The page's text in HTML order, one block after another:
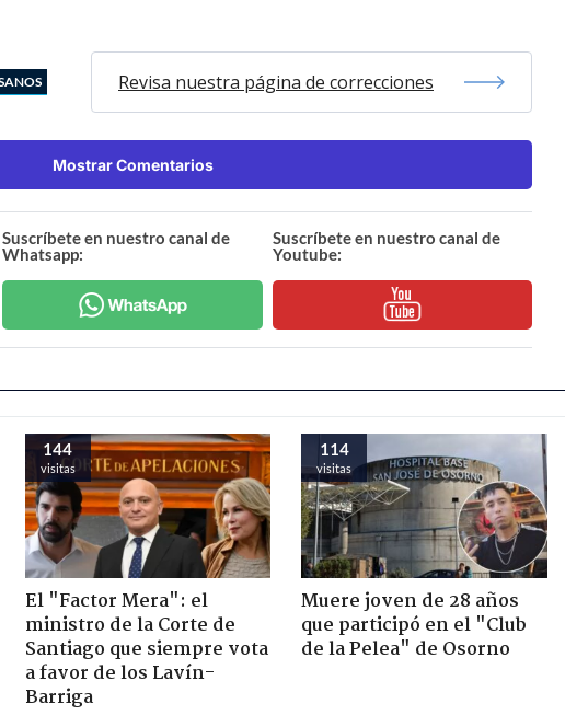
Revisa nuestra página de correcciones
Mostrar Comentarios
Suscríbete en nuestro canal de
Whatsapp:
Suscríbete en nuestro canal de
Youtube:
144
visitas
El "Factor Mera": el
ministro de la Corte de
Santiago que siempre vota
a favor de los Lavín-
Barriga
114
visitas
Muere joven de 28 años
que participó en el "Club
de la Pelea" de Osorno